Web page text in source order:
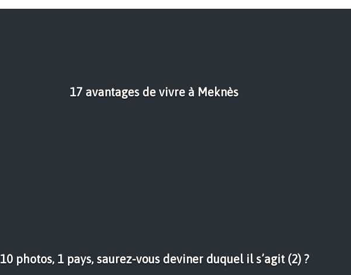
17 avantages de vivre à Meknès
10 photos, 1 pays, saurez-vous deviner duquel il s’agit (2) ?